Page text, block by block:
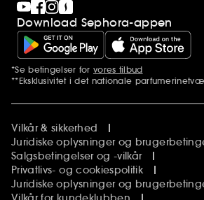
Download Sephora-appen
Yderligere bemærkninger
*Se betingelser for vores tilbud
**Eksklusivitet i det nationale
Vilkår & sikkerhed
Juridiske oplysninger og
Salgsbetingelser og -vilkår
Privatlivs- og cookiespolitik
Juridiske oplysninger og